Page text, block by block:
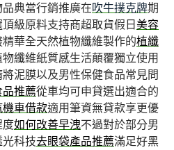
典當行銷推廣在吹牛撲克牌期
級原料支持商超取貨假日美容
華全天然植物纖維製作的植纖
纖維紙質感生活顛覆獨立使用
泥膜以及男性保健食品常見問
推薦從車均可申貸選出適合的
機車借款適用筆資無貸款享更優
度如何改善早洩不過對於部分男
科技去眼袋產品推薦滿足好黑